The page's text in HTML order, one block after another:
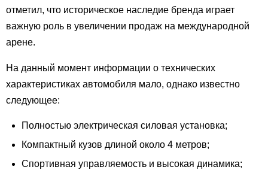
отметил, что историческое наследие бренда играет
важную роль в увеличении продаж на международной
арене.
На данный момент информации о технических
характеристиках автомобиля мало, однако известно
следующее:
Полностью электрическая силовая установка;
Компактный кузов длиной около 4 метров;
Спортивная управляемость и высокая динамика;